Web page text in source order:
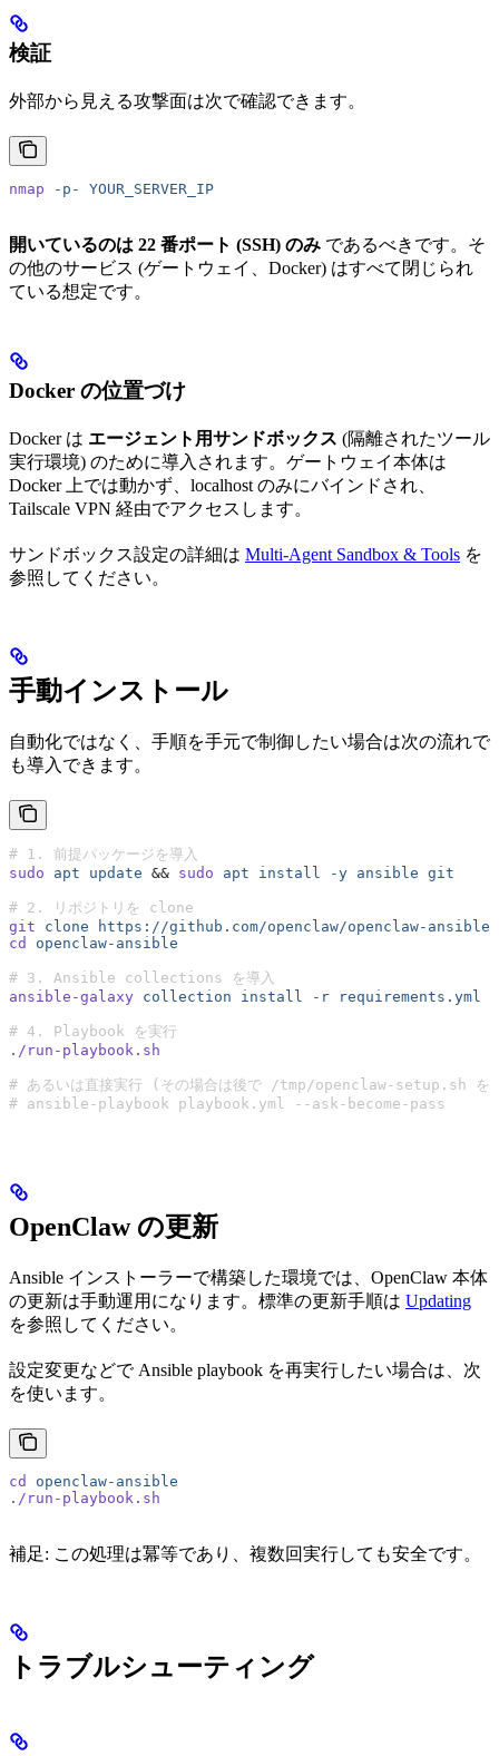
検証
外部から見える攻撃面は次で確認できます。
nmap -p- YOUR_SERVER_IP
開いているのは 22 番ポート (SSH) のみ であるべきです。そ
の他のサービス (ゲートウェイ、Docker) はすべて閉じられ
ている想定です。
Docker の位置づけ
Docker は エージェント用サンドボックス (隔離されたツール
実行環境) のために導入されます。ゲートウェイ本体は
Docker 上では動かず、localhost のみにバインドされ、
Tailscale VPN 経由でアクセスします。
サンドボックス設定の詳細は Multi-Agent Sandbox & Tools を
参照してください。
手動インストール
自動化ではなく、手順を手元で制御したい場合は次の流れで
も導入できます。
# 1. 前提パッケージを導入
sudo apt update && sudo apt install -y ansible git
# 2. リポジトリを clone
git clone https://github.com/openclaw/openclaw-
cd
openclaw-ansible
# 3. Ansible collections を導入
ansible-galaxy collection install -r requirements.yml
# 4. Playbook を実行
./run-playbook.sh
# あるいは直接実行 (その場合は後で /tmp/openclaw-setup.sh を
# ansible-playbook playbook.yml --ask-become-pass
OpenClaw の更新
Ansible インストーラーで構築した環境では、OpenClaw 本体
の更新は手動運用になります。標準の更新手順は Updating
を参照してください。
設定変更などで Ansible playbook を再実行したい場合は、次
を使います。
cd
openclaw-ansible
./run-playbook.sh
補足: この処理は冪等であり、複数回実行しても安全です。
トラブルシューティング